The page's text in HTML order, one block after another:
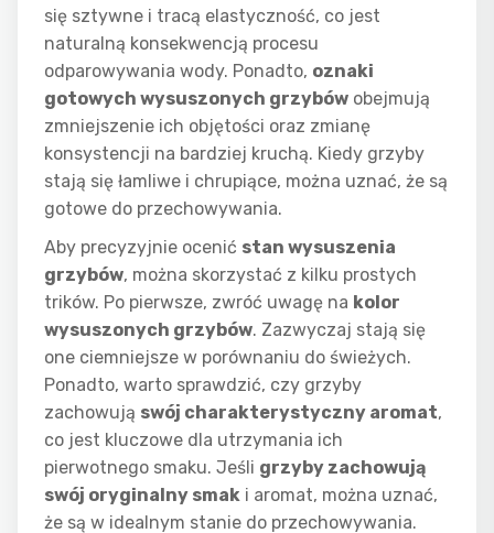
się sztywne i tracą elastyczność, co jest
naturalną konsekwencją procesu
odparowywania wody. Ponadto, oznaki
gotowych wysuszonych grzybów obejmują
zmniejszenie ich objętości oraz zmianę
konsystencji na bardziej kruchą. Kiedy grzyby
stają się łamliwe i chrupiące, można uznać, że są
gotowe do przechowywania.
Aby precyzyjnie ocenić stan wysuszenia
grzybów, można skorzystać z kilku prostych
trików. Po pierwsze, zwróć uwagę na kolor
wysuszonych grzybów. Zazwyczaj stają się
one ciemniejsze w porównaniu do świeżych.
Ponadto, warto sprawdzić, czy grzyby
zachowują swój charakterystyczny aromat,
co jest kluczowe dla utrzymania ich
pierwotnego smaku. Jeśli grzyby zachowują
swój oryginalny smak i aromat, można uznać,
że są w idealnym stanie do przechowywania.